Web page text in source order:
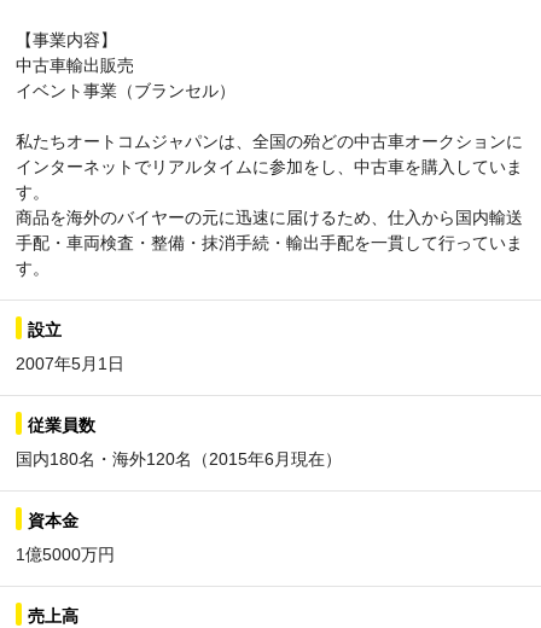
【事業内容】
中古車輸出販売
イベント事業（ブランセル）
私たちオートコムジャパンは、全国の殆どの中古車オークションに
インターネットでリアルタイムに参加をし、中古車を購入していま
す。
商品を海外のバイヤーの元に迅速に届けるため、仕入から国内輸送
手配・車両検査・整備・抹消手続・輸出手配を一貫して行っていま
す。
設立
2007年5月1日
従業員数
国内180名・海外120名（2015年6月現在）
資本金
1億5000万円
売上高